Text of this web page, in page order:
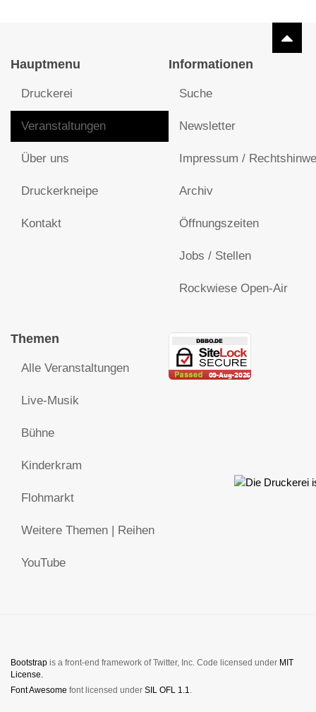
Hauptmenu
Druckerei
Veranstaltungen
Über uns
Druckerkneipe
Kontakt
Informationen
Suche
Newsletter
Impressum /
Archiv
Öffnungszeiten
Jobs / Stellen
Rockwiese Open-Air
Themen
Alle Veranstaltungen
Live-Musik
Bühne
Kinderkram
Flohmarkt
Weitere Themen | Reihen
YouTube
Bootstrap is a front-end framework of Twitter, Inc. Code licensed under MIT
License.
Font Awesome font licensed under SIL OFL 1.1